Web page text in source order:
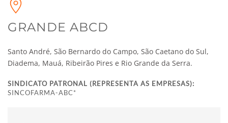
GRANDE ABCD
Santo André, São Bernardo do Campo, São Caetano do Sul,
Diadema, Mauá, Ribeirão Pires e Rio Grande da Serra.
SINDICATO PATRONAL (REPRESENTA AS EMPRESAS):
SINCOFARMA-ABC*